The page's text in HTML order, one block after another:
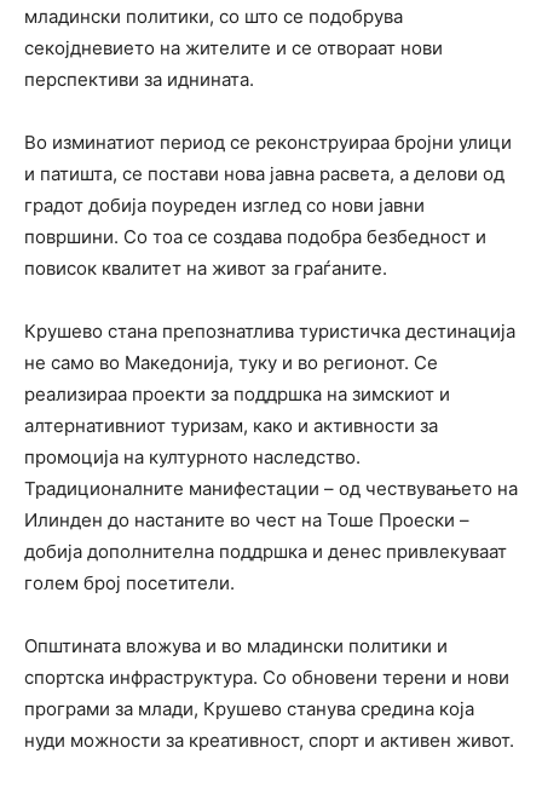
младински политики, со што се подобрува
секојдневието на жителите и се отвораат нови
перспективи за иднината.
Во изминатиот период се реконструираа бројни улици
и патишта, се постави нова јавна расвета, а делови од
градот добија поуреден изглед со нови јавни
површини. Со тоа се создава подобра безбедност и
повисок квалитет на живот за граѓаните.
Крушево стана препознатлива туристичка дестинација
не само во Македонија, туку и во регионот. Се
реализираа проекти за поддршка на зимскиот и
алтернативниот туризам, како и активности за
промоција на културното наследство.
Традиционалните манифестации – од чествувањето на
Илинден до настаните во чест на Тоше Проески –
добија дополнителна поддршка и денес привлекуваат
голем број посетители.
Општината вложува и во младински политики и
спортска инфраструктура. Со обновени терени и нови
програми за млади, Крушево станува средина која
нуди можности за креативност, спорт и активен живот.